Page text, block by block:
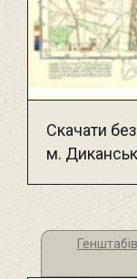
Скачати
м.